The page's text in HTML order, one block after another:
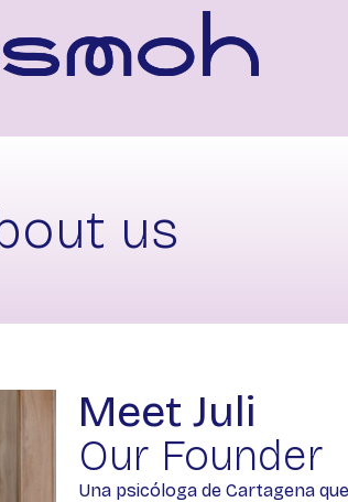
us
Meet Juli
Our Founder
Una psicóloga de Cartagena